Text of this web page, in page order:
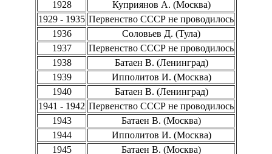
1928
Куприянов А. (Москва)
1929 - 1935 Первенство СССР не проводилось
1936
Соловьев Д. (Тула)
1937
Первенство СССР не проводилось
1938
Батаен В. (Ленинград)
1939
Ипполитов И. (Москва)
1940
Батаен В. (Ленинград)
1941 - 1942 Первенство СССР не проводилось
1943
Батаен В. (Москва)
1944
Ипполитов И. (Москва)
1945
Батаен В. (Москва)